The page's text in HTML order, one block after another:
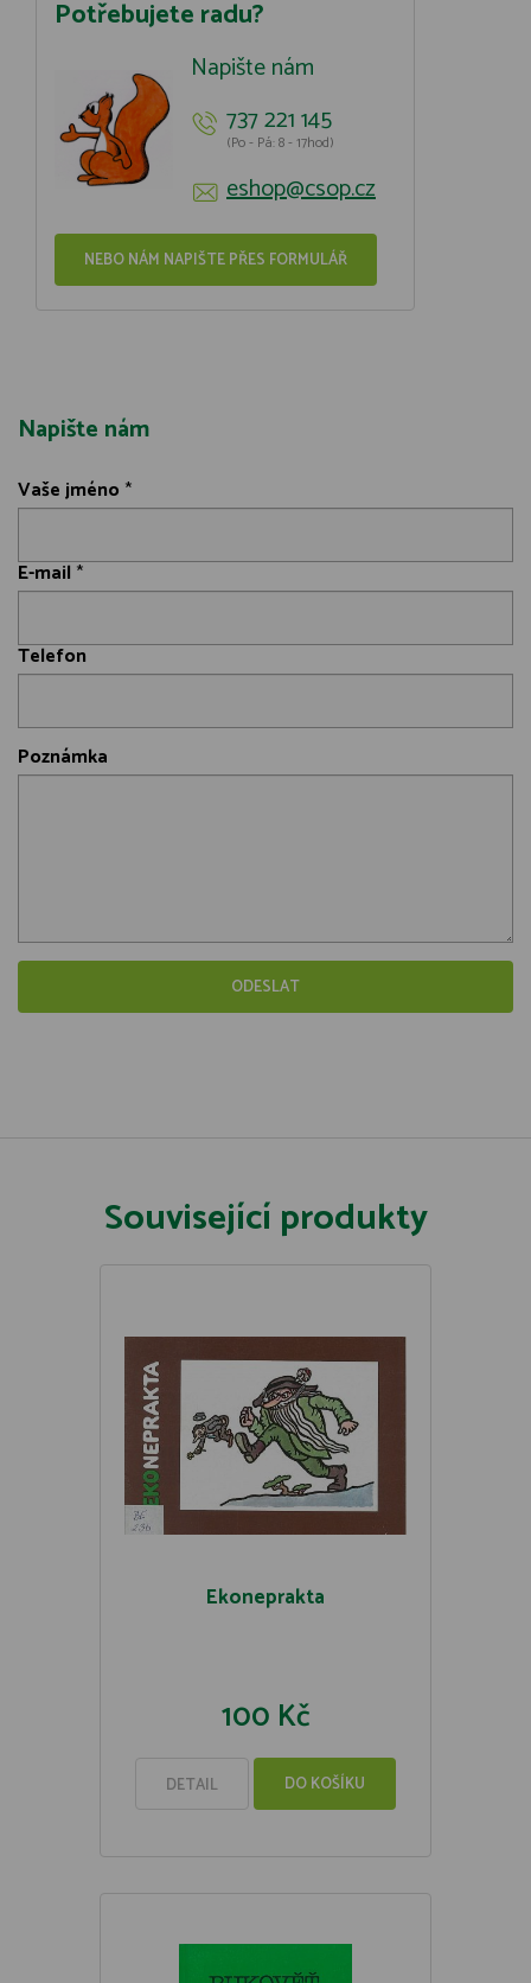
Potřebujete radu?
Napište nám
737 221 145
(Po - Pá: 8 - 17hod)
eshop@csop.cz
NEBO NÁM NAPIŠTE PŘES FORMULÁŘ
Napište nám
Vaše jméno *
E-mail *
Telefon
Poznámka
Související produkty
Ekoneprakta
100 Kč
DETAIL DO KOŠÍKU